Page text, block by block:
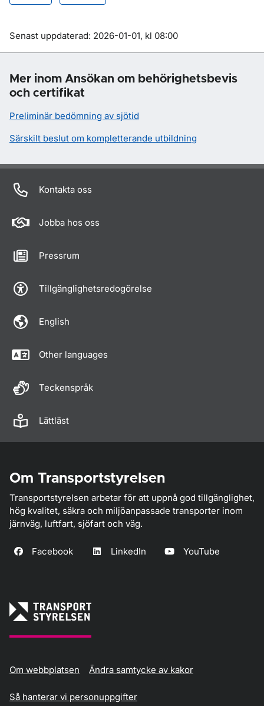
Om sidan
Senast uppdaterad: 2026-01-01, kl 08:00
Mer inom Ansökan om behörighetsbevis
och certifikat
Preliminär bedömning av sjötid
Särskilt beslut om kompletterande utbildning
Kontakta oss
Jobba hos oss
Pressrum
Tillgänglighetsredogörelse
English
Other languages
Teckenspråk
Lättläst
Om Transportstyrelsen
Transportstyrelsen arbetar för att uppnå god tillgänglighet,
hög kvalitet, säkra och miljöanpassade transporter inom
järnväg, luftfart, sjöfart och väg.
Facebook LinkedIn YouTube
Om webbplatsen Ändra samtycke av kakor
Så hanterar vi personuppgifter